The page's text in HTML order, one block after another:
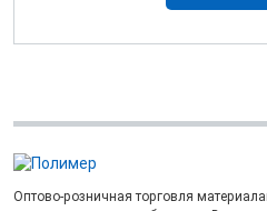
Оптово-розничная торговля